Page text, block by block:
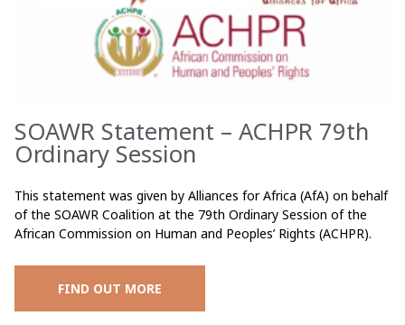
SOAWR Statement – ACHPR 79th
Ordinary Session
This statement was given by Alliances for Africa (AfA) on behalf
of the SOAWR Coalition at the 79th Ordinary Session of the
African Commission on Human and Peoples’ Rights (ACHPR).
FIND OUT MORE